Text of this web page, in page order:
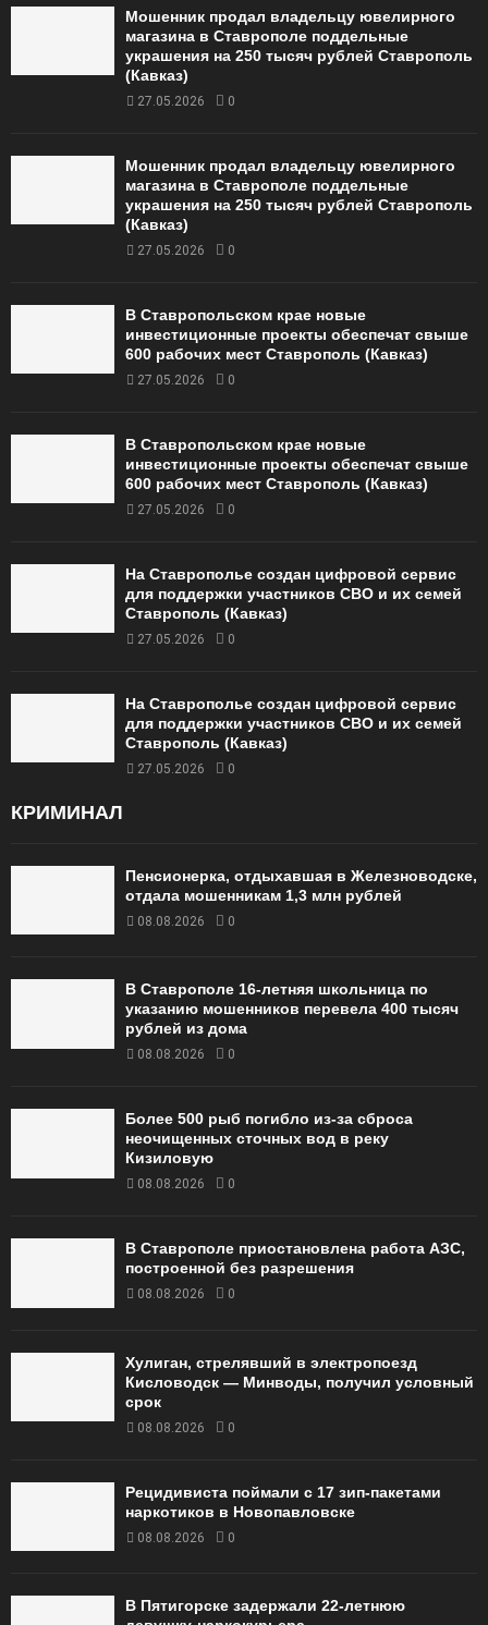
Мошенник продал владельцу ювелирного
магазина в Ставрополе поддельные
украшения на 250 тысяч рублей Ставрополь
(Кавказ)
27.05.2026 0
Мошенник продал владельцу ювелирного
магазина в Ставрополе поддельные
украшения на 250 тысяч рублей Ставрополь
(Кавказ)
27.05.2026 0
В Ставропольском крае новые
инвестиционные проекты обеспечат свыше
600 рабочих мест Ставрополь (Кавказ)
27.05.2026 0
В Ставропольском крае новые
инвестиционные проекты обеспечат свыше
600 рабочих мест Ставрополь (Кавказ)
27.05.2026 0
На Ставрополье создан цифровой сервис
для поддержки участников СВО и их семей
Ставрополь (Кавказ)
27.05.2026 0
На Ставрополье создан цифровой сервис
для поддержки участников СВО и их семей
Ставрополь (Кавказ)
27.05.2026 0
КРИМИНАЛ
Пенсионерка, отдыхавшая в Железноводске,
отдала мошенникам 1,3 млн рублей
08.08.2026 0
В Ставрополе 16-летняя школьница по
указанию мошенников перевела 400 тысяч
рублей из дома
08.08.2026 0
Более 500 рыб погибло из-за сброса
неочищенных сточных вод в реку
Кизиловую
08.08.2026 0
В Ставрополе приостановлена работа АЗС,
построенной без разрешения
08.08.2026 0
Хулиган, стрелявший в электропоезд
Кисловодск — Минводы, получил условный
срок
08.08.2026 0
Рецидивиста поймали с 17 зип-пакетами
наркотиков в Новопавловске
08.08.2026 0
В Пятигорске задержали 22-летнюю